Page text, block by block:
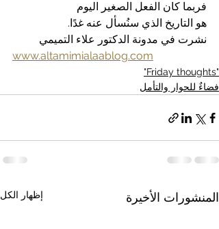
فربما كان الفعل الصغير اليوم
هو التاريخ الذي سنُسأل عنه غدًا.
نشرت في مدونة الدكتور علاء التميمي
www.altamimialaablog.com
"Friday thoughts"
فضاءٌ للحوار والتأمل
المنشورات الأخيرة إظهار الكل